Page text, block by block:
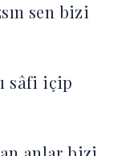
sen bizi
sâfi içip